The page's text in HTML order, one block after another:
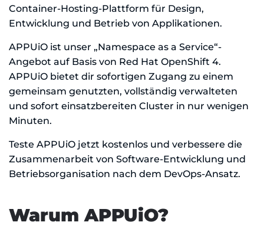
Container-Hosting-Plattform für Design,
Entwicklung und Betrieb von Applikationen.
APPUiO ist unser „Namespace as a Service“-
Angebot auf Basis von Red Hat OpenShift 4.
APPUiO bietet dir sofortigen Zugang zu einem
gemeinsam genutzten, vollständig verwalteten
und sofort einsatzbereiten Cluster in nur wenigen
Minuten.
Teste APPUiO jetzt kostenlos und verbessere die
Zusammenarbeit von Software-Entwicklung und
Betriebsorganisation nach dem DevOps-Ansatz.
Warum APPUiO?